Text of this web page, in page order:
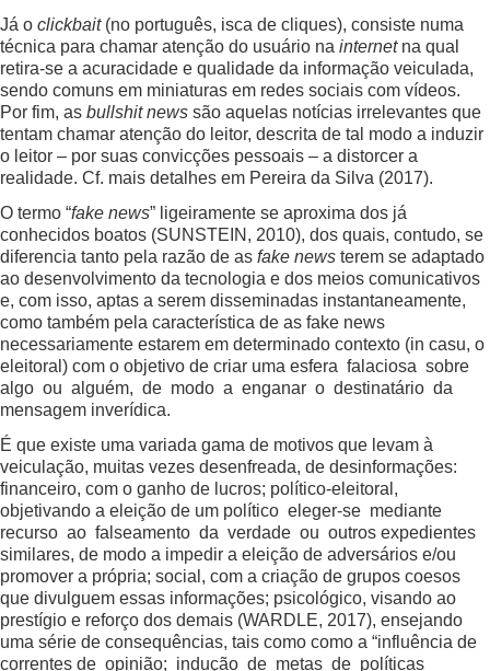
Já o clickbait(no português, isca de cliques), consiste numa
técnica para chamar atenção do usuário na internetna qual
retira-se a acuracidade e qualidade da informação veiculada,
sendo comuns em miniaturas em redes sociais com vídeos.
Por fim, as bullshit news são aquelas notícias irrelevantes que
tentam chamar atenção do leitor, descrita de tal modo a induzir
o leitor – por suas convicções pessoais – a distorcer a
realidade. Cf. mais detalhes em Pereira da Silva (2017).
O termo “fake news” ligeiramente se aproxima dos já
conhecidos boatos (SUNSTEIN, 2010), dos quais, contudo, se
diferencia tanto pela razão de as fake news terem se adaptado
ao desenvolvimento da tecnologia e dos meios comunicativos
e, com isso, aptas a serem disseminadas instantaneamente,
como também pela característica de as fake news
necessariamente estarem em determinado contexto (in casu, o
eleitoral) com o objetivo de criar uma esfera falaciosa sobre
algo ou alguém, de modo a enganar o destinatário da
mensagem inverídica.
É que existe uma variada gama de motivos que levam à
veiculação, muitas vezes desenfreada, de desinformações:
financeiro, com o ganho de lucros; político-eleitoral,
objetivando a eleição de um político eleger-se mediante
recurso ao falseamento da verdade ou outros expedientes
similares, de modo a impedir a eleição de adversários e/ou
promover a própria; social, com a criação de grupos coesos
que divulguem essas informações; psicológico, visando ao
prestígio e reforço dos demais (WARDLE, 2017), ensejando
uma série de consequências, tais como como a “influência de
correntes de opinião; indução de metas de políticas